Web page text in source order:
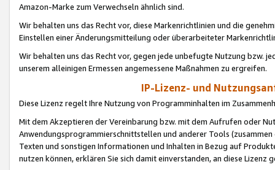
Amazon-Marke zum Verwechseln ähnlich sind.
Wir behalten uns das Recht vor, diese Markenrichtlinien und die
Einstellen einer Änderungsmitteilung oder überarbeiteter
Wir behalten uns das Recht vor, gegen jede unbefugte Nutzung bzw.
unserem alleinigen Ermessen angemessene Maßnahmen zu ergreifen.
IP-Lizenz- und
Diese Lizenz regelt Ihre Nutzung von Programminhalten im
Mit dem Akzeptieren der Vereinbarung bzw. mit dem Aufrufen oder
Anwendungsprogrammierschnittstellen und anderer Tools (zusammen
Texten und sonstigen Informationen und Inhalten in Bezug auf
nutzen können, erklären Sie sich damit einverstanden, an diese Lizenz